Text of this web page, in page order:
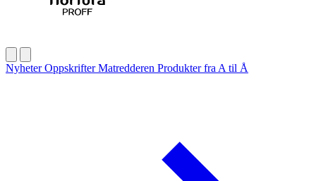
NyheterOppskrifterMatredderen Produkter fra A til Å